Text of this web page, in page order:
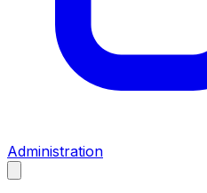
Administration